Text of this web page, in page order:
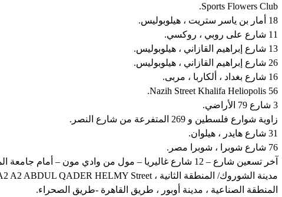
Sports Flowers Club.
18 أمار بن ياسر ستريت ، هيلوبوليس.
11 شارع على روبي ، روكسي.
13 شارع إبراهيم القازاني ، هيلوبوليس.
26 شارع إبراهيم القازاني ، هيلوبوليس.
16 شارع بغداد ، ألكاربا ، مربى.
56 Nazih Street Khalifa Heliopolis.
3 شارع 79 الأراضي.
زاوية شوارع فلسطين و 269 المتفرعة من شارع النصر.
31 شارع هايدر ، هيلوان.
76 شارع شوبرا ، شوبرا مصر.
آخر تسعين شارع – 12 شارع غاليريا – مول من وادي مون – أمام جامعة المستقبل الخامس.
مدينة الشوروك/ المنطقة الثانية ، A2 A2 ABDUL QADER HELMY Street من شارع ماشتل أمام شركة الكهرباء.
المنطقة الصناعية ، مدينة أوبور ، طريق القاهرة -طريق الصحراء.